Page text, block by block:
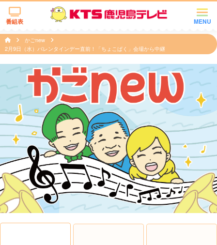
MENU
番組表
かごnew
2月9日（水）バレンタインデー直前！「ちょこぱく」会場から中継